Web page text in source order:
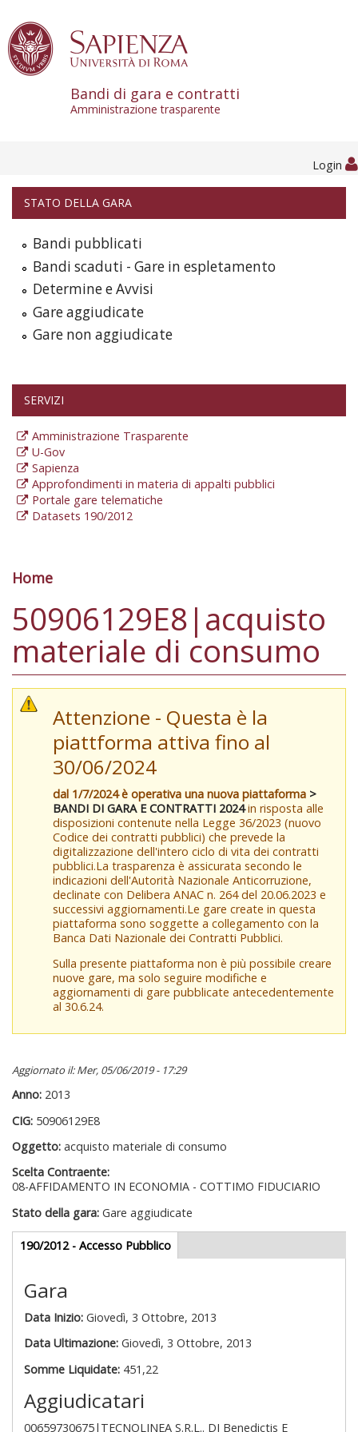
Bandi di gara e contratti
Amministrazione trasparente
Login
STATO DELLA GARA
Bandi pubblicati
Bandi scaduti - Gare in espletamento
Determine e Avvisi
Gare aggiudicate
Gare non aggiudicate
SERVIZI
Amministrazione Trasparente
U-Gov
Sapienza
Approfondimenti in materia di appalti pubblici
Portale gare telematiche
Datasets 190/2012
Tu sei qui
Home
50906129E8|acquisto
materiale di consumo
Attenzione - Questa è la
piattforma attiva fino al
30/06/2024
dal 1/7/2024 è operativa una nuova piattaforma >
BANDI DI GARA E CONTRATTI 2024in risposta alle
disposizioni contenute nella Legge 36/2023 (nuovo
Codice dei contratti pubblici) che prevede la
digitalizzazione dell'intero ciclo di vita dei contratti
pubblici.La trasparenza è assicurata secondo le
indicazioni dell'Autorità Nazionale Anticorruzione,
declinate con Delibera ANAC n. 264 del 20.06.2023 e
successivi aggiornamenti.Le gare create in questa
piattaforma sono soggette a collegamento con la
Banca Dati Nazionale dei Contratti Pubblici.
Sulla presente piattaforma non è più possibile creare
nuove gare, ma solo seguire modifiche e
aggiornamenti di gare pubblicate antecedentemente
al 30.6.24.
Aggiornato il: Mer, 05/06/2019 - 17:29
Anno: 2013
CIG: 50906129E8
Oggetto: acquisto materiale di consumo
Scelta Contraente:
08-AFFIDAMENTO IN ECONOMIA - COTTIMO FIDUCIARIO
Stato della gara: Gare aggiudicate
Gare appalti
190/2012 - Accesso Pubblico(scheda
attiva)
Gara
Data Inizio:Giovedì, 3 Ottobre, 2013
Data Ultimazione:Giovedì, 3 Ottobre, 2013
Somme Liquidate: 451,22
Aggiudicatari
00659730675|TECNOLINEA S.R.L.. DI Benedictis E